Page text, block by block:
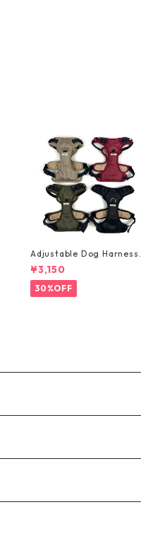
Adjustable Dog Harness
・小型犬用・ハーネス・サ
イズS
¥3,150
30%OFF